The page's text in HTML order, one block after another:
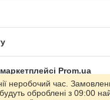
Prom.ua
неробочий час.
оброблені з 09:00